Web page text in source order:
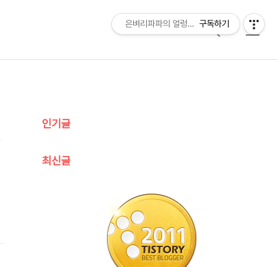
검
메
추
정
인기글
최신글
은벼리파파의 얼렁뚱땅 육아일기
구독하기